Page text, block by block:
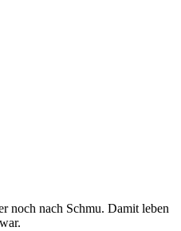
noch nach Schmu. Damit leben